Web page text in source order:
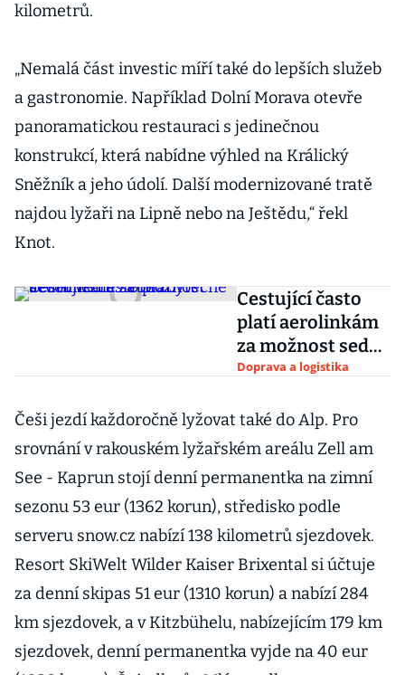
kilometrů.
„Nemalá část investic míří také do lepších služeb
a gastronomie. Například Dolní Morava otevře
panoramatickou restauraci s jedinečnou
konstrukcí, která nabídne výhled na Králický
Sněžník a jeho údolí. Další modernizované tratě
najdou lyžaři na Lipně nebo na Ještědu,“ řekl
Knot.
Cestující často
platí aerolinkám
za možnost sedět
vedle sebe
Doprava a logistika
Češi jezdí každoročně lyžovat také do Alp. Pro
srovnání v rakouském lyžařském areálu Zell am
See - Kaprun stojí denní permanentka na zimní
sezonu 53 eur (1362 korun), středisko podle
serveru snow.cz nabízí 138 kilometrů sjezdovek.
Resort SkiWelt Wilder Kaiser Brixental si účtuje
za denní skipas 51 eur (1310 korun) a nabízí 284
km sjezdovek, a v Kitzbühelu, nabízejícím 179 km
sjezdovek, denní permanentka vyjde na 40 eur